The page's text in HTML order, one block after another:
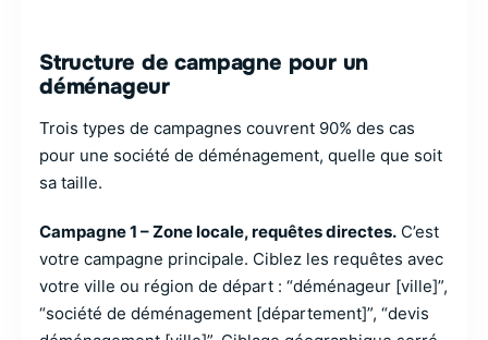
Structure de campagne pour un
déménageur
Trois types de campagnes couvrent 90% des cas
pour une société de déménagement, quelle que soit
sa taille.
Campagne 1 – Zone locale, requêtes directes. C’est
votre campagne principale. Ciblez les requêtes avec
votre ville ou région de départ : “déménageur [ville]”,
“société de déménagement [département]”, “devis